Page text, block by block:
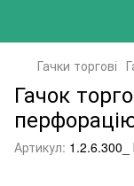
Гачки торгові
Гачок
Артикул: 1.2.6.300_